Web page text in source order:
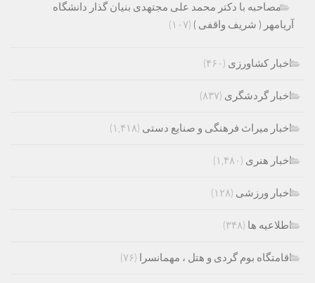
مصاحبه با دکتر محمد علی مجتهدی بنیان گذار دانشگاه
آریامهر ( شریف واقفی ) (۱۰۷)
اخبار کشاورزی (۴۶۰)
اخبار گردشگری (۸۳۷)
اخبار میراث فرهنگی و صنایع دستی (۱,۴۱۸)
اخبار هنری (۱,۴۸۰)
اخبار ورزشی (۱۲۸)
اطلاعیه ها (۳۴۸)
اقامتگاه بوم گردی و هتل ، مهمانسرا (۷۶)